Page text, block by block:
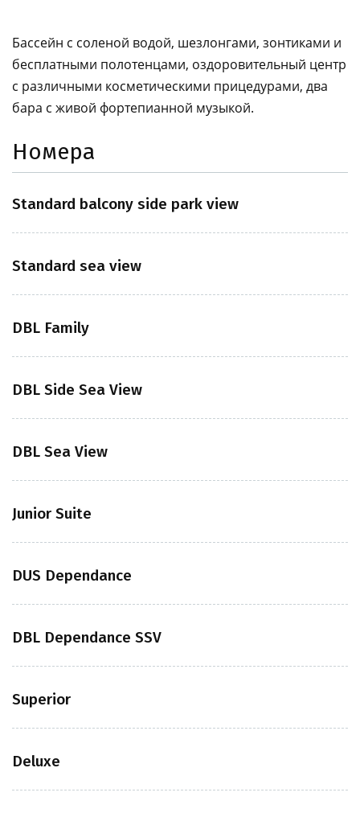
Бассейн с соленой водой, шезлонгами, зонтиками и
бесплатными полотенцами, оздоровительный центр
с различными косметическими прицедурами, два
бара с живой фортепианной музыкой.
Номера
Standard balcony side park view
Standard sea view
DBL Family
DBL Side Sea View
DBL Sea View
Junior Suite
DUS Dependance
DBL Dependance SSV
Superior
Deluxe